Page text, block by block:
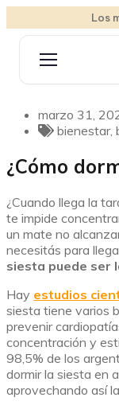
Los
marzo 31,
bienestar,
¿Cómo
¿Cuando llega la
te impide
un mate no
necesitás para
siesta puede ser
Hay estudios
siesta tiene varios
prevenir
concentración y
98,5% de los
dormir la siesta en
aprovechando así